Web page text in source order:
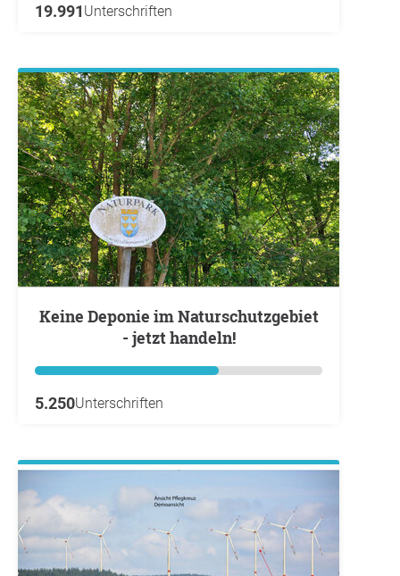
19.991 Unterschriften
Keine Deponie im Naturschutzgebiet
- jetzt handeln!
5.250Unterschriften